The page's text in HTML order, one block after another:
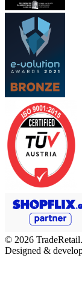
© 2026
Designed &